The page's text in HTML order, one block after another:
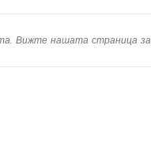
Вижте нашата страница за